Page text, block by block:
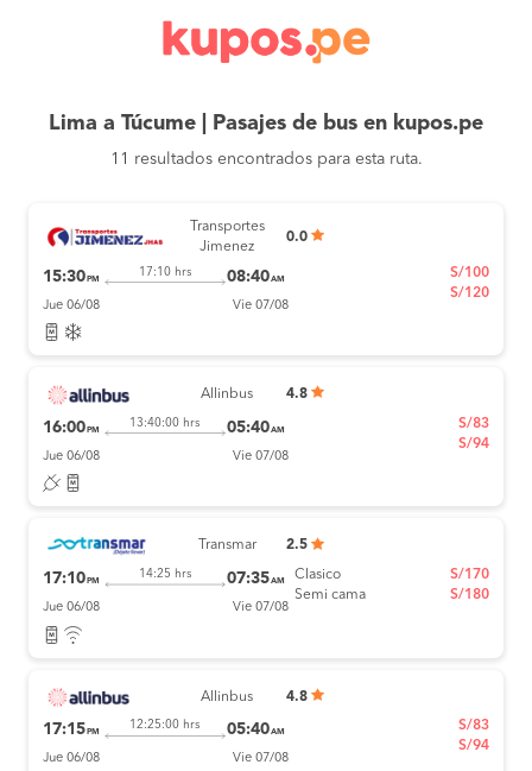
Lima a Túcume | Pasajes de bus en kupos.pe
11 resultados encontrados para esta ruta.
Transportes
Jimenez
0.0
15:30 PM
17:10 hrs 08:40AM
Jue 06/08 Vie 07/08
S/100
S/120
Allinbus 4.8
16:00 PM
13:40:00 hrs 05:40AM
Jue 06/08 Vie 07/08
S/83
S/94
Transmar 2.5
17:10 PM
14:25 hrs 07:35AM
Jue 06/08 Vie 07/08
Clasico
Semi cama
S/170
S/180
Allinbus 4.8
17:15PM
12:25:00 hrs 05:40AM
Jue 06/08 Vie 07/08
S/83
S/94